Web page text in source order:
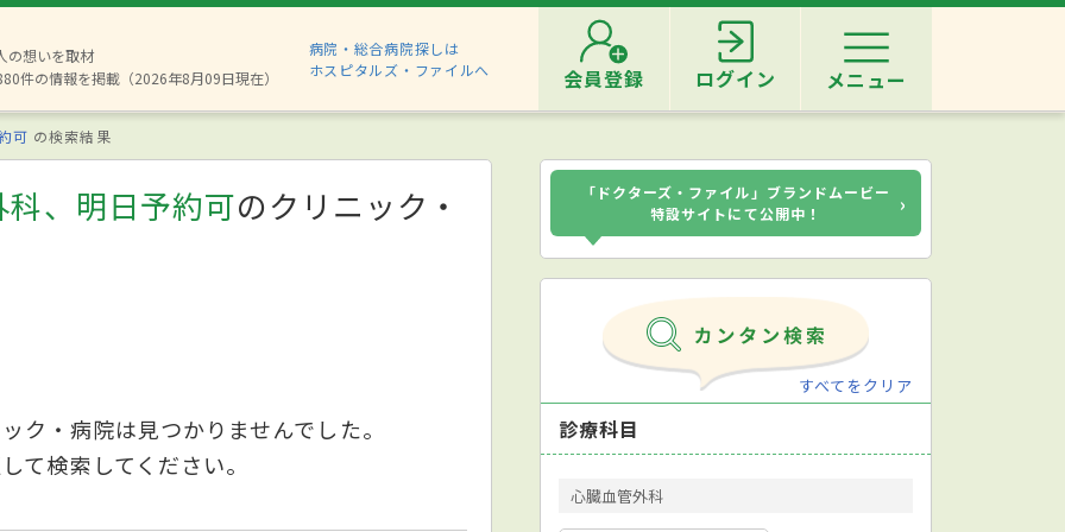
の想いを取材
件の情報を掲載（2026年8月09日現在）
病院・総合病院探しは
ホスピタルズ・ファイルへ
会員登録 ログイン メニュー
可 の検索結果
、明日予約可のクリニック・
ク・病院は見つかりませんでした。
て検索してください。
「ドクターズ・ファイル」ブランドムービー
特設サイトにて公開中！
›
すべてをクリア
診療科目
心臓血管外科